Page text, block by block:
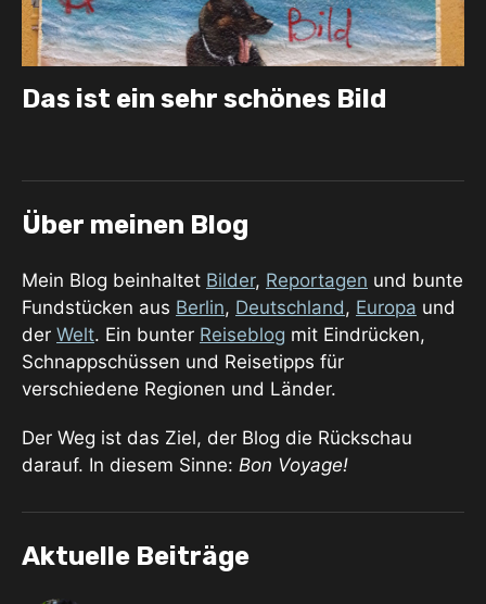
Das ist ein sehr schönes Bild
Über meinen Blog
Mein Blog beinhaltet Bilder, Reportagen und bunte
Fundstücken aus Berlin, Deutschland, Europa und
der Welt. Ein bunter Reiseblog mit Eindrücken,
Schnappschüssen und Reisetipps für
verschiedene Regionen und Länder.
Der Weg ist das Ziel, der Blog die Rückschau
darauf. In diesem Sinne: Bon Voyage!
Aktuelle Beiträge